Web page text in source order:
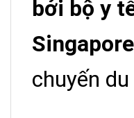
bởi bộ y
Singapore
chuyến